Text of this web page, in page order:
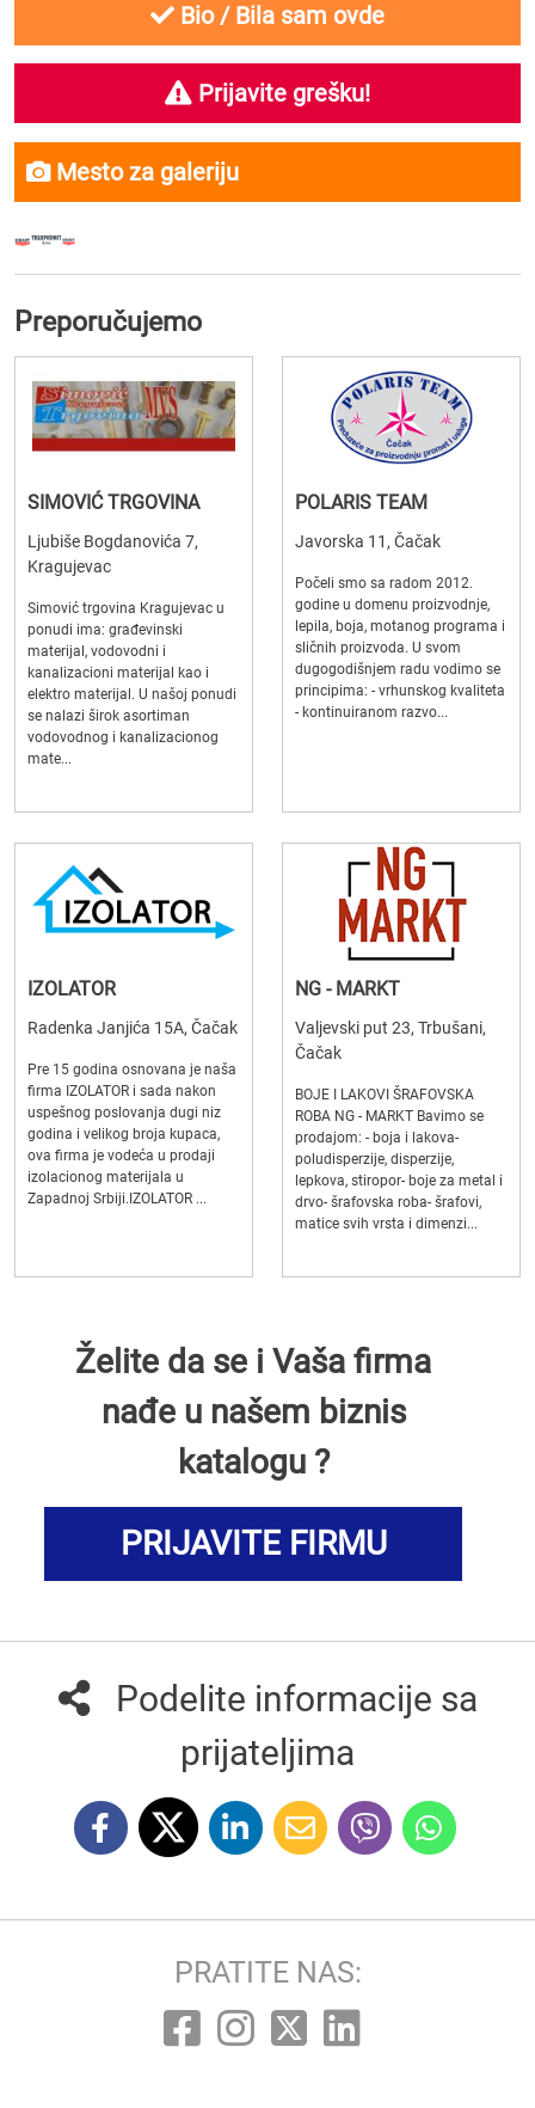
Bio / Bila sam ovde
Prijavite grešku!
Mesto za galeriju
Preporučujemo
SIMOVIĆ TRGOVINA
Ljubiše Bogdanovića 7,
Kragujevac
Simović trgovina Kragujevac u
ponudi ima: građevinski
materijal, vodovodni i
kanalizacioni materijal kao i
elektro materijal. U našoj ponudi
se nalazi širok asortiman
vodovodnog i kanalizacionog
mate...
POLARIS TEAM
Javorska 11, Čačak
Počeli smo sa radom 2012.
godine u domenu proizvodnje,
lepila, boja, motanog programa i
sličnih proizvoda. U svom
dugogodišnjem radu vodimo se
principima: - vrhunskog kvaliteta
- kontinuiranom razvo...
IZOLATOR
Radenka Janjića 15A, Čačak
Pre 15 godina osnovana je naša
firma IZOLATOR i sada nakon
uspešnog poslovanja dugi niz
godina i velikog broja kupaca,
ova firma je vodeća u prodaji
izolacionog materijala u
Zapadnoj Srbiji.IZOLATOR ...
NG - MARKT
Valjevski put 23, Trbušani,
Čačak
BOJE I LAKOVI ŠRAFOVSKA
ROBA NG - MARKT Bavimo se
prodajom: - boja i lakova-
poludisperzije, disperzije,
lepkova, stiropor- boje za metal i
drvo- šrafovska roba- šrafovi,
matice svih vrsta i dimenzi...
Želite da se i Vaša firma
nađe u našem biznis
katalogu ?
PRIJAVITE FIRMU
Podelite informacije sa
prijateljima
PRATITE NAS: